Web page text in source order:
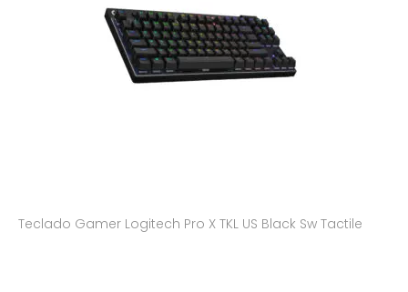
Teclado Gamer Logitech Pro X TKL US Black Sw Tactile